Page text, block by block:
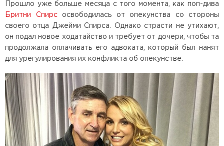
Прошло уже больше месяца с того момента, как поп-дива
Бритни Спирсосвободилась от опекунства со стороны
своего отца Джейми Спирса. Однако страсти не утихают,
он подал новое ходатайство и требует от дочери, чтобы та
продолжала оплачивать его адвоката, который был нанят
для урегулирования их конфликта об опекунстве.